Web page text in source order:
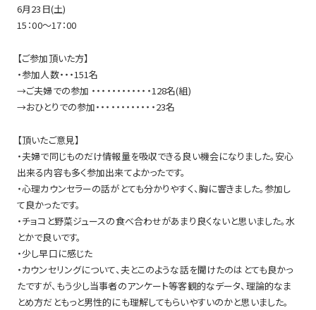
6月23日(土)
15：00～17：00
【ご参加頂いた方】
・参加人数・・・151名
→ご夫婦での参加 ・・・・・・・・・・・・128名(組)
→おひとりでの参加・・・・・・・・・・・・23名
【頂いたご意見】
・夫婦で同じものだけ情報量を吸収できる良い機会になりました。安心
出来る内容も多く参加出来てよかったです。
・心理カウンセラーの話がとても分かりやすく、胸に響きました。参加し
て良かったです。
・チョコと野菜ジュースの食べ合わせがあまり良くないと思いました。水
とかで良いです。
・少し早口に感じた
・カウンセリングについて、夫とこのような話を聞けたのはとても良かっ
たですが、もう少し当事者のアンケート等客観的なデータ、理論的なま
とめ方だともっと男性的にも理解してもらいやすいのかと思いました。